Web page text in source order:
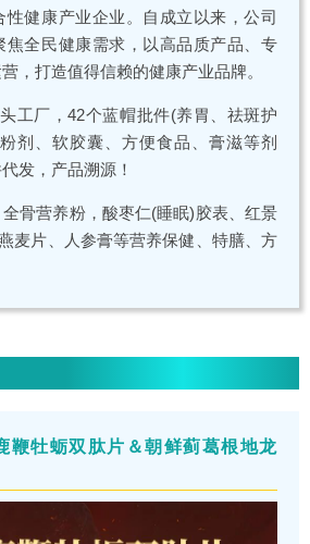
性健康产业企业。自成立以来，公司
焦全民健康需求，以高品质产品、专
，打造值得信赖的健康产业品牌。
工厂，42个蓝帽批件(养胃、祛斑护
剂、软胶囊、方便食品、膏滋等剂
发，产品溯源！
骨营养粉，酸枣仁(睡眠)胶表、红景
麦片、人参膏等营养保健、特膳、方
鞭牡蛎双肽片＆朝鲜蓟葛根地龙